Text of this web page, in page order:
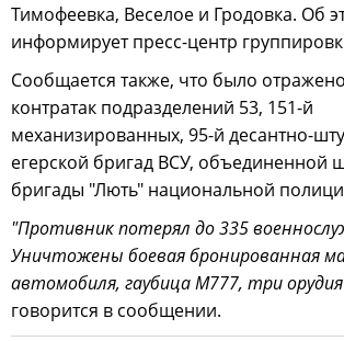
Тимофеевка, Веселое и Гродовка. Об
информирует пресс-центр
Сообщается также, что было
контратак подразделений 53, 151-й
механизированных, 95-й десантно-
егерской бригад ВСУ, объединенной
бригады "Лють" национальной
"Противник потерял до 335
Уничтожены боевая бронированная
автомобиля, гаубица М777, три
говорится в сообщении.